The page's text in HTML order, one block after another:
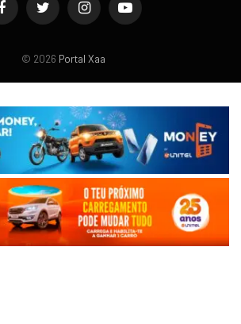
FacebookTwitter InstagramYouTube
© 2026 Portal Xaa